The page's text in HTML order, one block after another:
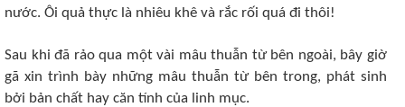
nước. Ôi quả thực là nhiêu khê và rắc rối quá đi thôi!
Sau khi đã rảo qua một vài mâu thuẫn từ bên ngoài, bây giờ
gã xin trình bày những mâu thuẫn từ bên trong, phát sinh
bởi bản chất hay căn tính của linh mục.